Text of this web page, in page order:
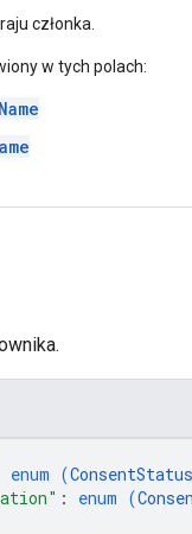
członka.
w tych polach:
enum (ConsentStatus
: enum (